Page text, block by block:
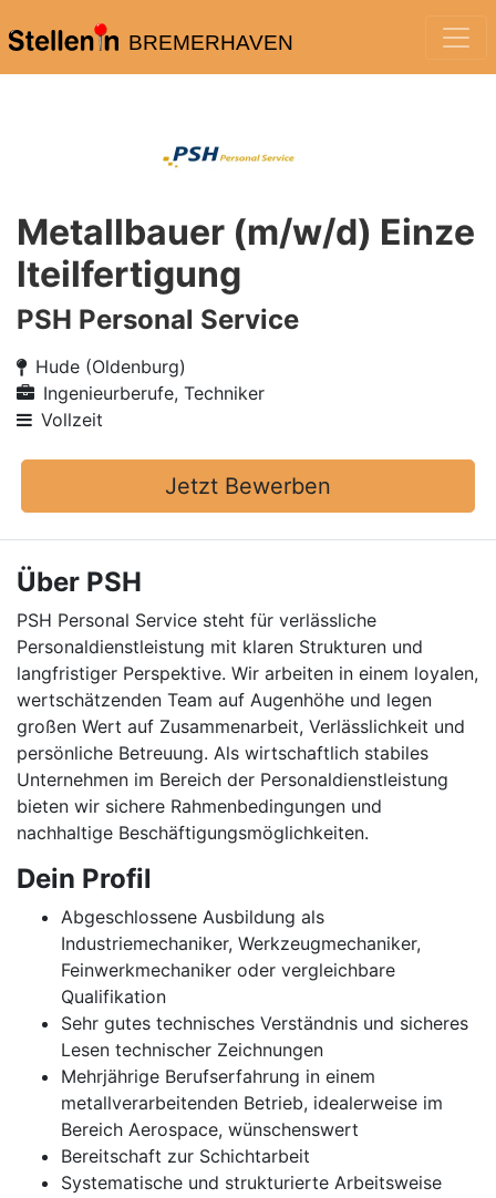
BREMERHAVEN
Metallbauer (m/w/d) Einze
lteilfertigung
PSH Personal Service
Hude (Oldenburg)
Ingenieurberufe, Techniker
Vollzeit
Jetzt Bewerben
Über PSH
PSH Personal Service steht für verlässliche
Personaldienstleistung mit klaren Strukturen und
langfristiger Perspektive. Wir arbeiten in einem loyalen,
wertschätzenden Team auf Augenhöhe und legen
großen Wert auf Zusammenarbeit, Verlässlichkeit und
persönliche Betreuung. Als wirtschaftlich stabiles
Unternehmen im Bereich der Personaldienstleistung
bieten wir sichere Rahmenbedingungen und
nachhaltige Beschäftigungsmöglichkeiten.
Dein Profil
Abgeschlossene Ausbildung als
Industriemechaniker, Werkzeugmechaniker,
Feinwerkmechaniker oder vergleichbare
Qualifikation
Sehr gutes technisches Verständnis und sicheres
Lesen technischer Zeichnungen
Mehrjährige Berufserfahrung in einem
metallverarbeitenden Betrieb, idealerweise im
Bereich Aerospace, wünschenswert
Bereitschaft zur Schichtarbeit
Systematische und strukturierte Arbeitsweise